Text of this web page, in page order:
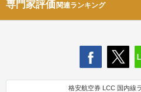
専門家評価関連ランキング
格安航空券 LCC 国内線